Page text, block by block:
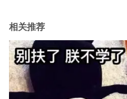
相关推荐